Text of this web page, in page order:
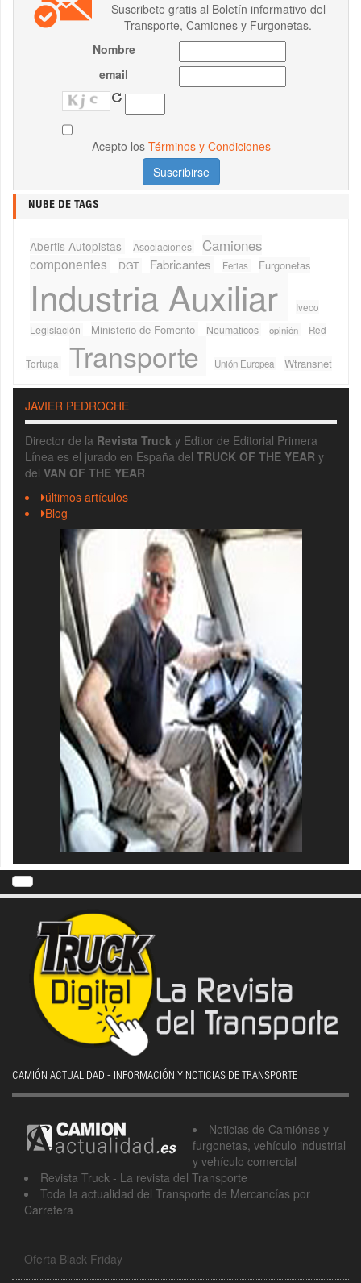
Suscribete gratis al Boletín informativo del
Transporte, Camiones y Furgonetas.
Nombre
email
Acepto los Términos y Condiciones
NUBE DE TAGS
Abertis Autopistas Asociaciones Camiones
componentes DGT Fabricantes Ferias Furgonetas
Industria Auxiliar
Iveco
Legislación
Ministerio de Fomento Neumaticos opinión Red
Tortuga Transporte Unión Europea Wtransnet
JAVIER PEDROCHE
Director de la Revista Truck y Editor de Editorial Primera
Línea es el jurado en España del TRUCK OF THE YEAR y
del VAN OF THE YEAR
últimos artículos
Blog
CAMIÓN ACTUALIDAD - INFORMACIÓN Y NOTICIAS DE TRANSPORTE
Noticias de Camiónes y
furgonetas, vehículo industrial
y vehículo comercial
Revista Truck - La revista del Transporte
Toda la actualidad del Transporte de Mercancías por
Carretera
Oferta Black Friday